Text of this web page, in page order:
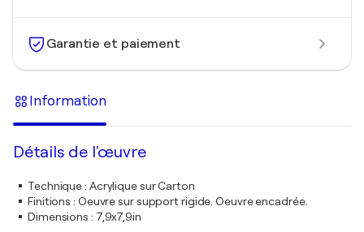
Garantie et paiement
Information
Détails de l'œuvre
Technique: Acrylique sur Carton
Finitions : Oeuvre sur support rigide. Oeuvre encadrée.
Dimensions : 7,9x7,9in